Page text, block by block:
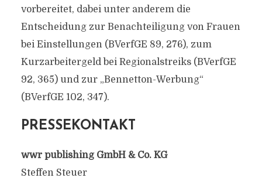
vorbereitet, dabei unter anderem die
Entscheidung zur Benachteiligung von Frauen
bei Einstellungen (BVerfGE 89, 276), zum
Kurzarbeitergeld bei Regionalstreiks (BVerfGE
92, 365) und zur „Bennetton-Werbung“
(BVerfGE 102, 347).
PRESSEKONTAKT
wwr publishing GmbH & Co. KG
Steffen Steuer